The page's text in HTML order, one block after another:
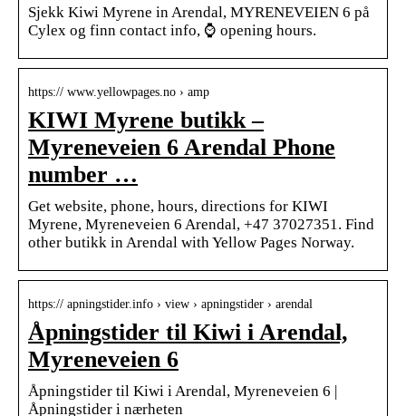
Sjekk Kiwi Myrene in Arendal, MYRENEVEIEN 6 på
Cylex og finn contact info, ⌚ opening hours.
https:// www.yellowpages.no › amp
KIWI Myrene butikk –
Myreneveien 6 Arendal Phone
number …
Get website, phone, hours, directions for KIWI
Myrene, Myreneveien 6 Arendal, +47 37027351. Find
other butikk in Arendal with Yellow Pages Norway.
https:// apningstider.info › view › apningstider › arendal
Åpningstider til Kiwi i Arendal,
Myreneveien 6
Åpningstider til Kiwi i Arendal, Myreneveien 6 |
Åpningstider i nærheten